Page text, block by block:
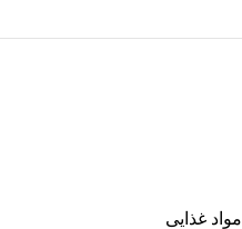
مواد غذایی